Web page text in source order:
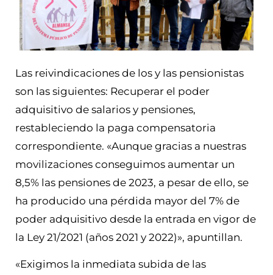
Las reivindicaciones de los y las pensionistas
son las siguientes: Recuperar el poder
adquisitivo de salarios y pensiones,
restableciendo la paga compensatoria
correspondiente. «Aunque gracias a nuestras
movilizaciones conseguimos aumentar un
8,5% las pensiones de 2023, a pesar de ello, se
ha producido una pérdida mayor del 7% de
poder adquisitivo desde la entrada en vigor de
la Ley 21/2021 (años 2021 y 2022)», apuntillan.
«Exigimos la inmediata subida de las